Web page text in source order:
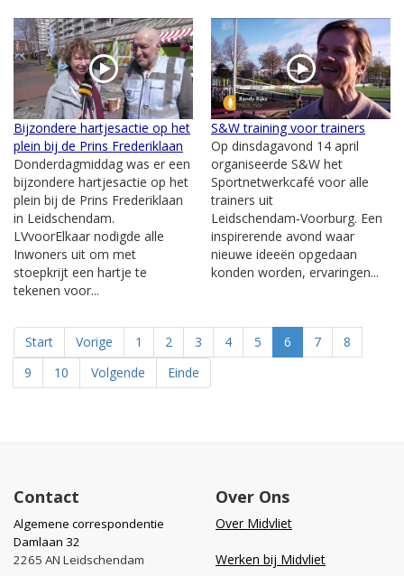
Bijzondere hartjesactie op het
plein bij de Prins Frederiklaan
Donderdagmiddag was er een
bijzondere hartjesactie op het
plein bij de Prins Frederiklaan
in Leidschendam.
LVvoorElkaar nodigde alle
Inwoners uit om met
stoepkrijt een hartje te
tekenen voor...
S&W training voor trainers
Op dinsdagavond 14 april
organiseerde S&W het
Sportnetwerkcafé voor alle
trainers uit
Leidschendam‑Voorburg. Een
inspirerende avond waar
nieuwe ideeën opgedaan
konden worden, ervaringen...
Start Vorige 1 2 3 4 5 6 7
8
9
10 Volgende Einde
Contact
Algemene correspondentie
Damlaan 32
2265 AN Leidschendam
Over Ons
Over Midvliet
Werken bij Midvliet